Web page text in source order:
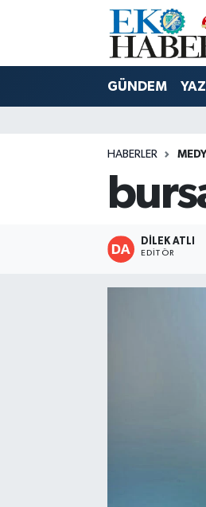
GÜNDEM
HABERLER
DİLEK ATLI
EDITÖR
Hava Durumu
Tüm Manşetler
Haber Arşivi